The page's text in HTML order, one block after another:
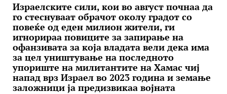
Израелските сили, кои во август почнаа да
го стеснуваат обрачот околу градот со
повеќе од еден милион жители, ги
игнорираа повиците за запирање на
офанзивата за која владата вели дека има
за цел уништување на последното
упориште на милитантите на Хамас чиј
напад врз Израел во 2023 година и земање
заложници ја предизвикаа војната